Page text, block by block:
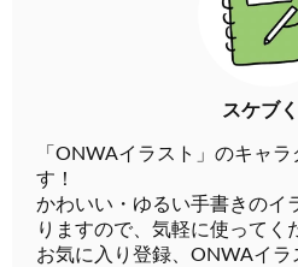
スケブ
「ONWAイラスト」のキャ
す！
かわいい・ゆるい手書きのイ
りますので、気軽に使ってく
お気に入り登録、ONWAイ